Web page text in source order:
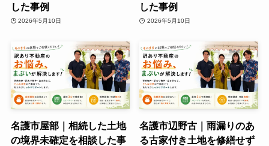
した事例
2026年5月10日
した事例
2026年5月10日
名護市屋部｜相続した土地
の境界未確定を相談した事
名護市辺野古｜雨漏りのあ
る古家付き土地を修繕せず